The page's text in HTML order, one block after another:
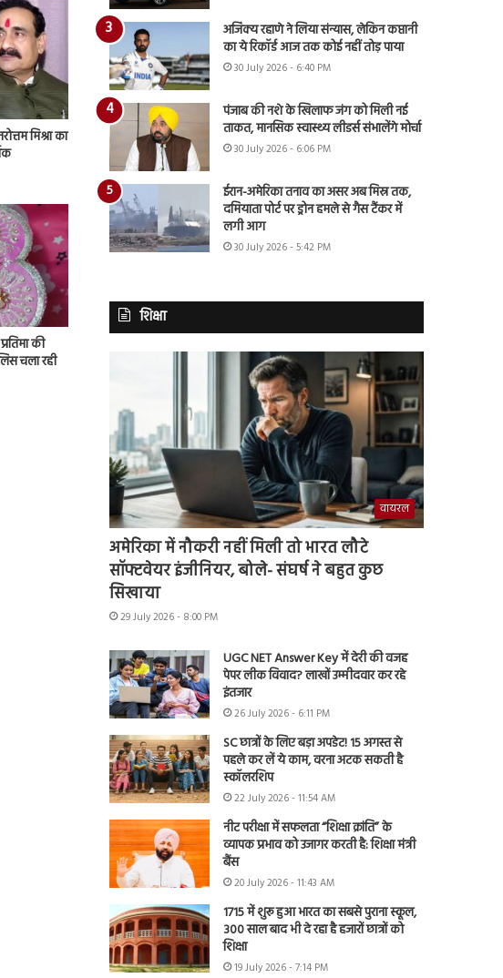
मिश्रा का
की
चला रही
अजिंक्य रहाणे ने लिया संन्यास, लेकिन कप्तानी
का ये रिकॉर्ड आज तक कोई नहीं तोड़ पाया
30 July 2026 - 6:40 PM
पंजाब की नशे के खिलाफ जंग को मिली नई
ताकत, मानसिक स्वास्थ्य लीडर्स संभालेंगे मोर्चा
30 July 2026 - 6:06 PM
ईरान-अमेरिका तनाव का असर अब मिस्र तक,
दमियाता पोर्ट पर ड्रोन हमले से गैस टैंकर में
लगी आग
30 July 2026 - 5:42 PM
शिक्षा
वायरल
अमेरिका में नौकरी नहीं मिली तो भारत लौटे
सॉफ्टवेयर इंजीनियर, बोले- संघर्ष ने बहुत कुछ
सिखाया
29 July 2026 - 8:00 PM
UGC NET Answer Key में देरी की वजह
पेपर लीक विवाद? लाखों उम्मीदवार कर रहे
इंतजार
26 July 2026 - 6:11 PM
SC छात्रों के लिए बड़ा अपडेट! 15 अगस्त से
पहले कर लें ये काम, वरना अटक सकती है
स्कॉलरशिप
22 July 2026 - 11:54 AM
नीट परीक्षा में सफलता “शिक्षा क्रांति” के
व्यापक प्रभाव को उजागर करती है: शिक्षा मंत्री
बैंस
20 July 2026 - 11:43 AM
1715 में शुरू हुआ भारत का सबसे पुराना स्कूल,
300 साल बाद भी दे रहा है हजारों छात्रों को
शिक्षा
19 July 2026 - 7:14 PM